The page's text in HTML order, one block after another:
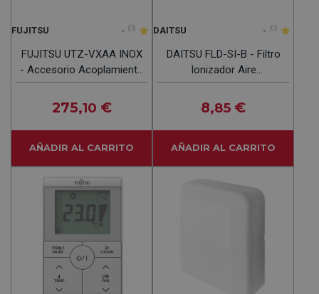
FUJITSU - (0)
FUJITSU UTZ-VXAA INOX
- Accesorio Acoplamiento
Toma Aire Exterior
275,10 €
AÑADIR AL CARRITO
DAITSU - (0)
DAITSU FLD-SI-B - Filtro
Ionizador Aire
Acondicionado
8,85 €
AÑADIR AL CARRITO